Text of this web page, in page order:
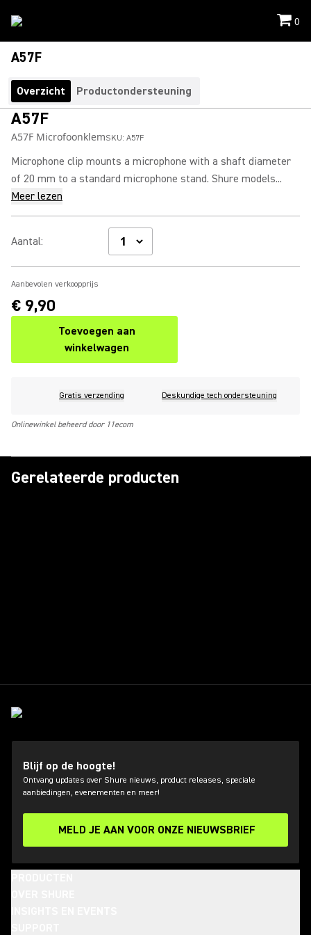
0
A57F
Overzicht Productondersteuning
A57F
A57F MicrofoonklemSKU: A57F
Microphone clip mounts a microphone with a shaft diameter
of 20 mm to a standard microphone stand. Shure models...
Meer lezen
Aantal:
Aanbevolen verkoopprijs
€ 9,90
Toevoegen aan
winkelwagen
Gratis verzending Deskundige tech ondersteuning
Onlinewinkel beheerd door 11ecom
Gerelateerde producten
Blijf op de hoogte!
Ontvang updates over Shure nieuws, product releases, speciale
aanbiedingen, evenementen en meer!
MELD JE AAN VOOR ONZE NIEUWSBRIEF